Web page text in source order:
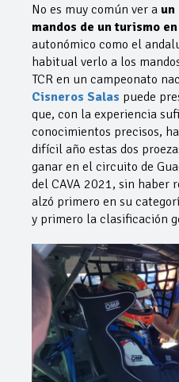
No es muy común ver a un
mandos de un turismo
autonómico como el
habitual verlo a los
TCR en un campeonato
Cisneros Salas puede
que, con la experiencia
conocimientos precisos,
difícil año estas dos
ganar en el circuito de
del CAVA 2021, sin haber
alzó primero en su
y primero la clasificación